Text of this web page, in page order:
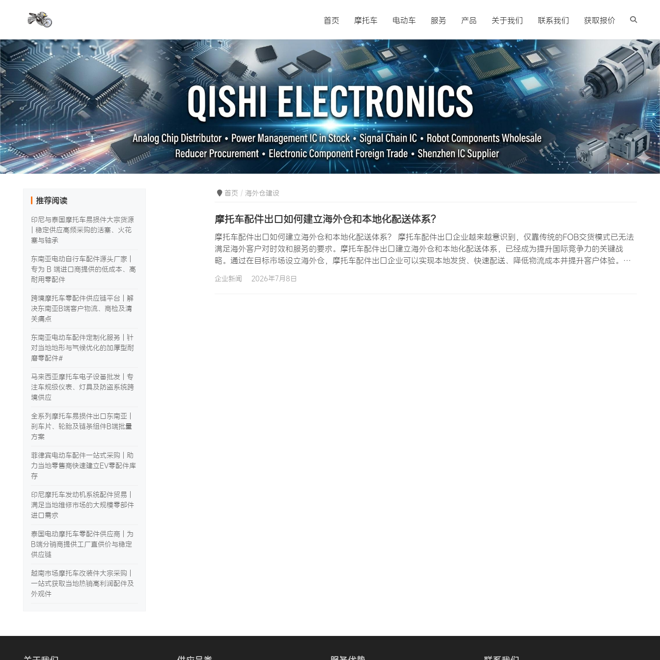
首页 摩托车 电动车 服务 产品 关于我们 联系我们 获取报价
首页 海外仓建设
摩托车配件出口如何建立海外仓和本地化配送体系？
摩托车配件出口如何建立海外仓和本地化配送体系？ 摩托车配件出口企业越来越意识到，仅靠传统的FOB交货模式已无法
满足海外客户对时效和服务的要求。摩托车配件出口建立海外仓和本地化配送体系，已经成为提升国际竞争力的关键战
略。通过在目标市场设立海外仓，摩托车配件出口企业可以实现本地发货、快速配送、降低物流成本并提升客户体验。本
为什么摩托车配件出口需要海外仓 传统出口模式下，摩托车配件从中国工…
企业新闻 2026年7月8日
推荐阅读
印尼与泰国摩托车易损件大宗货源
| 稳定供应高频采购的活塞、火花
塞与轴承
东南亚电动自行车配件源头厂家 |
专为 B 端进口商提供的低成本、高
耐用零配件
跨境摩托车零配件供应链平台 | 解
决东南亚B端客户物流、商检及清
关痛点
东南亚电动车配件定制化服务 | 针
对当地地形与气候优化的加厚型耐
磨零配件#
马来西亚摩托车电子设备批发 | 专
注车规级仪表、灯具及防盗系统跨
境供应
全系列摩托车易损件出口东南亚 |
刹车片、轮胎及链条组件B端批量
方案
菲律宾电动车配件一站式采购 | 助
力当地零售商快速建立EV零配件库
存
印尼摩托车发动机系统配件贸易 |
满足当地维修市场的大规模零部件
进口需求
泰国电动摩托车零配件供应商 | 为
B端分销商提供工厂直供价与稳定
供应链
越南市场摩托车改装件大宗采购 |
一站式获取当地热销高利润配件及
外观件